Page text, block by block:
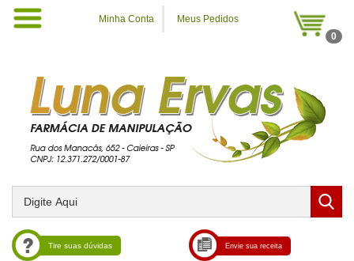
Minha Conta
Meus Pedidos
0
Tire suas dúvidas Envie sua receita